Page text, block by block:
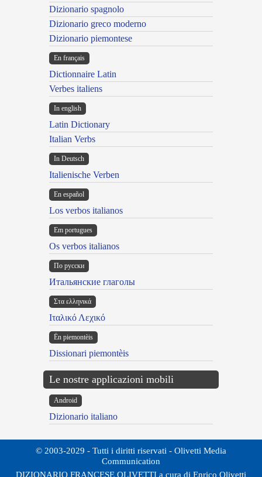
Dizionario spagnolo
Dizionario greco moderno
Dizionario piemontese
En français
Dictionnaire Latin
Verbes italiens
In english
Latin Dictionary
Italian Verbs
In Deutsch
Italienische Verben
En español
Los verbos italianos
Em portugues
Os verbos italianos
По русски
Итальянские глаголы
Στα ελληνικά
Ιταλικό Λεχικό
Ën piemontèis
Dissionari piemontèis
Le nostre applicazioni mobili
Android
Dizionario italiano
© 2003-2029 - Tutti i diritti riservati - Olivetti Media
Communication
DIZIONARIO FRANCESE OLIVETTI a cura di Enrico Olivetti